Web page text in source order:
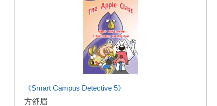
《Smart Campus Detective 5》
方舒眉